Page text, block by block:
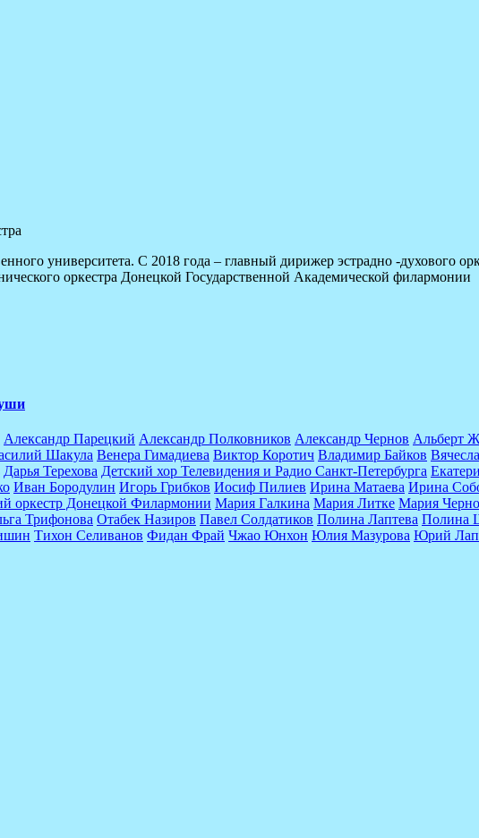
университета. С 2018 года – главный дирижер эстрадно -духового
оркестра Донецкой Государственной Академической филармонии
Александр Парецкий Александр Полковников Александр Чернов Альберт
Шакула Венера Гимадиева Виктор Коротич Владимир Байков
Дарья Терехова Детский хор Телевидения и Радио Санкт-Петербурга
Иван Бородулин Игорь Грибков Иосиф Пилиев Ирина Матаева Ирина
оркестр Донецкой Филармонии Мария Галкина Мария Литке Мария
Трифонова Отабек Назиров Павел Солдатиков Полина Лаптева Полина
Тихон Селиванов Фидан Фрай Чжао Юнхон Юлия Мазурова Юрий